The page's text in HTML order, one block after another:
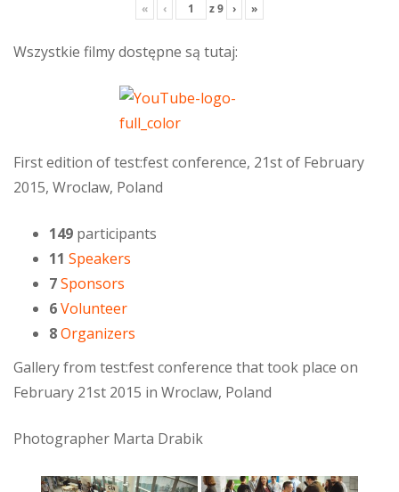
« ‹ z9 › »
Wszystkie filmy dostępne są tutaj:
First edition of test:fest conference, 21st of February
2015, Wroclaw, Poland
149 participants
11 Speakers
7Sponsors
6Volunteer
8Organizers
Gallery from test:fest conference that took place on
February 21st 2015 in Wroclaw, Poland
Photographer Marta Drabik